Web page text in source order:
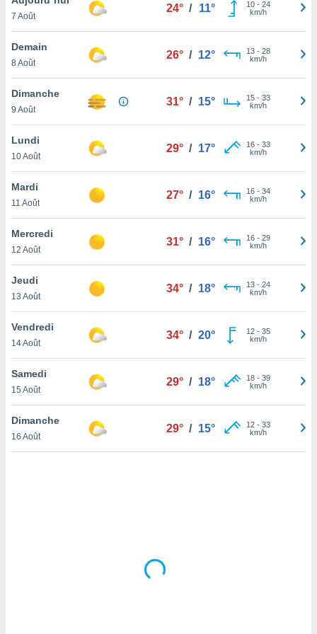
et
»,
au
vous
qu'ils
ou
le
ainsi
un
la
du
en
de
7 Août
24° / 11° 10- 24
km/h
Demain
8 Août
26° / 12° 13- 28
km/h
Dimanche
9 Août
31° / 15° 15- 33
km/h
Lundi
10 Août
29° / 17° 16- 33
km/h
Mardi
11 Août
27° / 16° 16- 34
km/h
Mercredi
12 Août
31° / 16° 16- 29
km/h
Jeudi
13 Août
34° / 18° 13- 24
km/h
Vendredi
14 Août
34° / 20° 12- 35
km/h
Samedi
15 Août
29° / 18° 18- 39
km/h
Dimanche
16 Août
29° / 15° 12- 33
km/h